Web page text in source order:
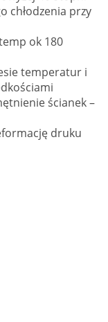
chłodzenia przy
ok 180
temperatur i
ścianek –
druku